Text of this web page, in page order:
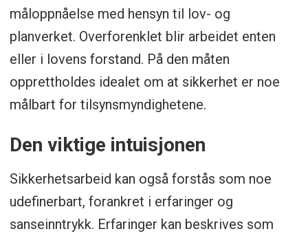
måloppnåelse med hensyn til lov- og
planverket. Overforenklet blir arbeidet enten
eller i lovens forstand. På den måten
opprettholdes idealet om at sikkerhet er noe
målbart for tilsynsmyndighetene.
Den viktige intuisjonen
Sikkerhetsarbeid kan også forstås som noe
udefinerbart, forankret i erfaringer og
sanseinntrykk. Erfaringer kan beskrives som